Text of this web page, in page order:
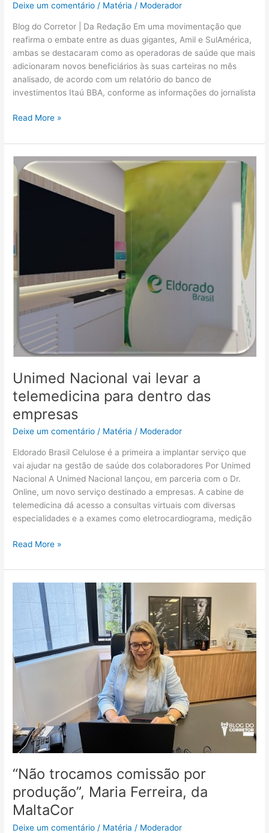
Deixe um comentário / Matéria / Moderador
Blog do Corretor | Da Redação Em uma movimentação que
reafirma o embate entre as duas gigantes, Amil e SulAmérica,
ambas se destacaram como as operadoras de saúde que mais
adicionaram novos beneficiários às suas carteiras no mês
analisado, de acordo com um relatório do banco de
investimentos Itaú BBA, conforme as informações do jornalista
Read More »
Unimed Nacional vai levar a
telemedicina para dentro das
empresas
Deixe um comentário / Matéria / Moderador
Eldorado Brasil Celulose é a primeira a implantar serviço que
vai ajudar na gestão de saúde dos colaboradores Por Unimed
Nacional A Unimed Nacional lançou, em parceria com o Dr.
Online, um novo serviço destinado a empresas. A cabine de
telemedicina dá acesso a consultas virtuais com diversas
especialidades e a exames como eletrocardiograma, medição
Unimed
Nacional
para
dentro
empresas
Read More »
“Não trocamos comissão por
produção”, Maria Ferreira, da
MaltaCor
Deixe um comentário / Matéria / Moderador
trocamos
comissão
por
produção”,
Maria
Ferreira,